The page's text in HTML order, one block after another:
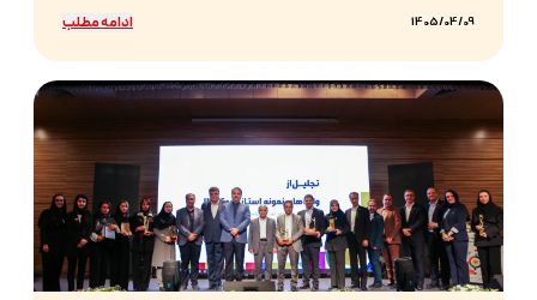
1405/04/09 ادامه مطلب